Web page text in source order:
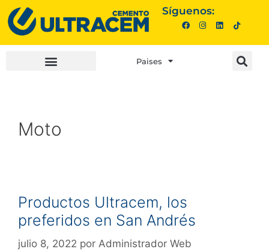
Síguenos:
Paises
Moto
Productos Ultracem, los
preferidos en San Andrés
julio 8, 2022 por Administrador Web